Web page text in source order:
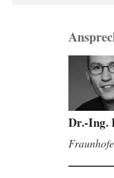
Dr.-Ing.